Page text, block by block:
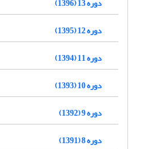
دوره 12 (1395)
دوره 11 (1394)
دوره 10 (1393)
دوره 9 (1392)
دوره 8 (1391)